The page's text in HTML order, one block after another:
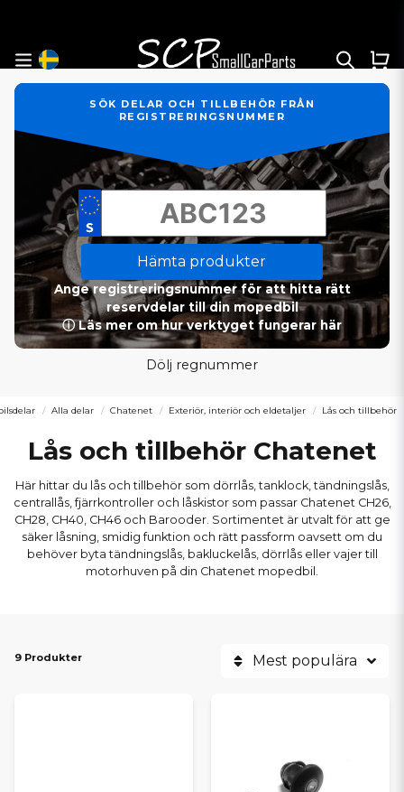
SÖK DELAR OCH TILLBEHÖR FRÅN
REGISTRERINGSNUMMER
Hämta produkter
Ange registreringsnummer för att hitta rätt
reservdelar till din mopedbil
ⓘ Läs mer om hur verktyget fungerar här
Dölj regnummer
Alla delar Chatenet Exteriör, interiör och eldetaljer Lås och tillbehör
Lås och tillbehör Chatenet
Här hittar du lås och tillbehör som dörrlås, tanklock, tändningslås,
centrallås, fjärrkontroller och låskistor som passar Chatenet CH26,
CH28, CH40, CH46 och Barooder. Sortimentet är utvalt för att ge
säker låsning, smidig funktion och rätt passform oavsett om du
behöver byta tändningslås, bakluckelås, dörrlås eller vajer till
motorhuven på din Chatenet mopedbil.
9 Produkter Mest populära